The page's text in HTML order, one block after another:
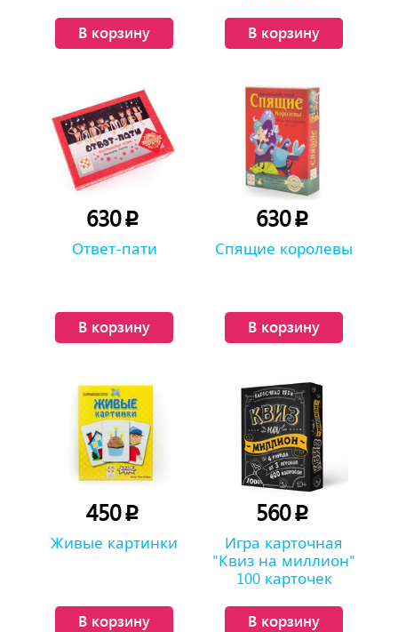
В корзину В корзину
630p
Ответ-пати
В корзину
630p
Спящие королевы
В корзину
450p
Живые картинки
В корзину
560p
Игра карточная
"Квиз на миллион"
100 карточек
В корзину